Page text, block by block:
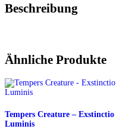
Beschreibung
Ähnliche Produkte
Tempers Creature – Exstinctio
Luminis